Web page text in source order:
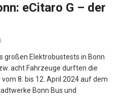
eCitaro G – der
großen Elektrobustests in Bonn
acht Fahrzeuge durften die
8. bis 12. April 2024 auf dem
Bonn Bus und